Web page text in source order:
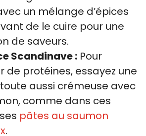
un mélange d’épices
de le cuire pour une
de saveurs.
Scandinave : Pour
de protéines, essayez une
aussi crémeuse avec
comme dans ces
pâtes au saumon
.